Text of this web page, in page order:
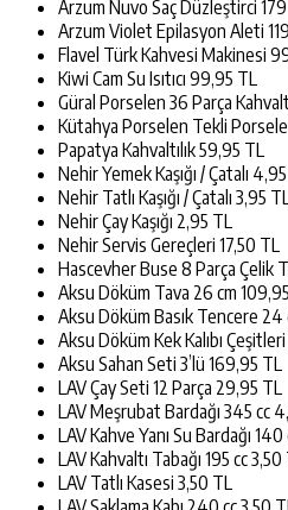
Arzum Nuvo Saç Düzleştirci 179
Arzum Violet Epilasyon Aleti
Flavel Türk Kahvesi Makinesi
Kiwi Cam Su Isıtıcı 99,95 TL
Güral Porselen 36 Parça
Kütahya Porselen Tekli
Papatya Kahvaltılık 59,95 TL
Nehir Yemek Kaşığı / Çatalı 4,95
Nehir Tatlı Kaşığı / Çatalı 3,95 TL
Nehir Çay Kaşığı 2,95 TL
Nehir Servis Gereçleri 17,50 TL
Hascevher Buse 8 Parça Çelik
Aksu Döküm Tava 26 cm
Aksu Döküm Basık Tencere 24
Aksu Döküm Kek Kalıbı
Aksu Sahan Seti 3’lü 169,95 TL
LAV Çay Seti 12 Parça 29,95 TL
LAV Meşrubat Bardağı 345 cc
LAV Kahve Yanı Su Bardağı 140
LAV Kahvaltı Tabağı 195 cc 3,50
LAV Tatlı Kasesi 3,50 TL